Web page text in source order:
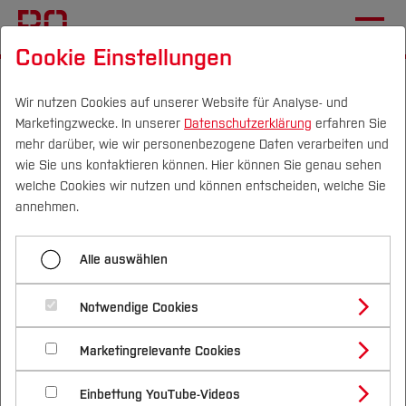
Campus Personen DE|EN Quicklinks
Studium
Studienangebote
Bachelorstudiengänge
Masterstudiengänge
Vor dem Studium
Bewerben & Einschreiben
Bewerbungsportal
Im Studium
Studienbüros und Prüfungen
Nach dem Studium
Forschung & Transfer
Profil
Forschungs- und Transferprofil
Schwerpunkte (FuT)
Beratung & Förderung
Nachhaltigkeit
Nachhaltigkeit studieren
International
International Office
Wege ins Ausland
Outgoing Lehrende und Mitarbeiter*innen
Menü aufklappen
Auslandsaufenthalte für Studierende
Finanzierungsmöglichkeiten
Erfahrungsberichte
Auslandsaufenthalte für
das Personal der
Hochschule Bochum
Cookie Einstellungen
Wir nutzen Cookies auf unserer Website für Analyse- und
Marketingzwecke. In unserer Datenschutzerklärung erfahren Sie
mehr darüber, wie wir personenbezogene Daten verarbeiten und
wie Sie uns kontaktieren können. Hier können Sie genau sehen
welche Cookies wir nutzen und können entscheiden, welche Sie
annehmen.
Alle auswählen
Notwendige Cookies
Marketingrelevante Cookies
Einbettung YouTube-Videos